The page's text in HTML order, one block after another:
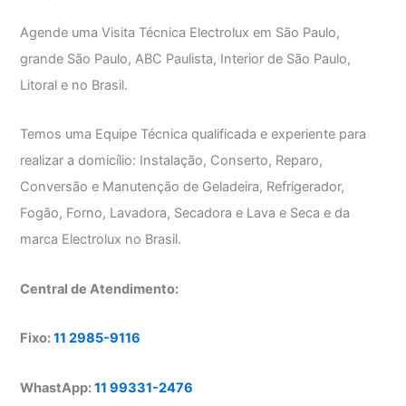
Agende uma Visita Técnica Electrolux em São Paulo,
grande São Paulo, ABC Paulista, Interior de São Paulo,
Litoral e no Brasil.
Temos uma Equipe Técnica qualificada e experiente para
realizar a domicílio: Instalação, Conserto, Reparo,
Conversão e Manutenção de Geladeira, Refrigerador,
Fogão, Forno, Lavadora, Secadora e Lava e Seca e da
marca Electrolux no Brasil.
Central de Atendimento:
Fixo:11 2985-9116
WhastApp:11 99331-2476